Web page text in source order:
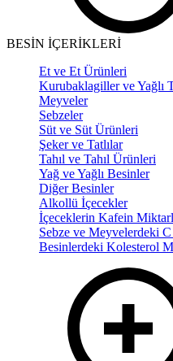
BESİN İÇERİKLERİ
Et ve Et Ürünleri
Kurubaklagiller ve Yağlı
Meyveler
Sebzeler
Süt ve Süt Ürünleri
Şeker ve Tatlılar
Tahıl ve Tahıl Ürünleri
Yağ ve Yağlı Besinler
Diğer Besinler
Alkollü İçecekler
İçeceklerin Kafein
Sebze ve Meyvelerdeki
Besinlerdeki Kolesterol